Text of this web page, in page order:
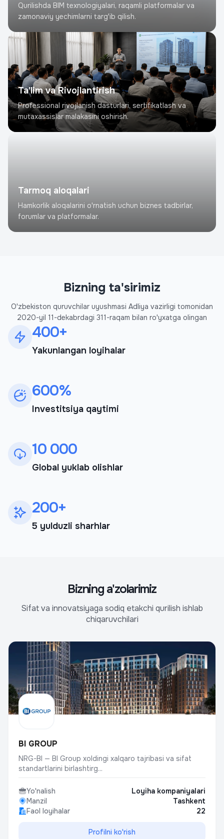
Qurilishda BIM texnologiyalari, raqamli platformalar va
zamonaviy yechimlarni targ'ib qilish.
Ta'lim va Rivojlantirish
Professional rivojlanish dasturlari, sertifikatlash va
mutaxassislar malakasini oshirish.
Tarmoq aloqalari
Hamkorlik aloqalarini o'rnatish uchun biznes tadbirlar,
forumlar va platformalar.
Bizning ta'sirimiz
O'zbekiston quruvchilar uyushmasi Adliya vazirligi tomonidan
2020-yil 11-dekabrdagi 311-raqam bilan ro'yxatga olingan
400+
Yakunlangan loyihalar
600%
Investitsiya qaytimi
10 000
Global yuklab olishlar
200+
5 yulduzli sharhlar
Bizning a'zolarimiz
Sifat va innovatsiyaga sodiq etakchi qurilish ishlab
chiqaruvchilari
BI GROUP
NRG-BI — BI Group xoldingi xalqaro tajribasi va sifat
standartlarini birlashtirg...
Yo'nalish
Loyiha kompaniyalari
Manzil
Tashkent
Faol loyihalar
22
Profilni ko'rish